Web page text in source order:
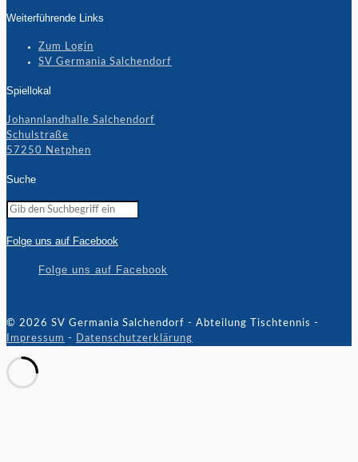
Weiterführende Links
Zum Login
SV Germania Salchendorf
Spiellokal
Johannlandhalle Salchendorf
Schulstraße
57250 Netphen
Suche
Folge uns auf Facebook
Folge uns auf Facebook
© 2026 SV Germania Salchendorf - Abteilung Tischtennis -
Impressum - Datenschutzerklärung